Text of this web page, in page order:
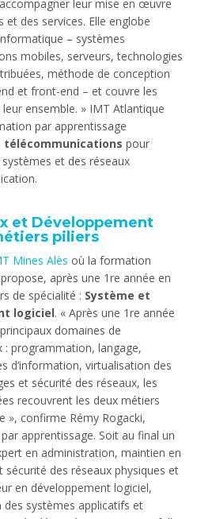
leur mise en œuvre
et des services. Elle englobe
– systèmes
mobiles, serveurs, technologies
méthode de conception
et front-end – et couvre les
ensemble. » IMT Atlantique
par apprentissage
télécommunications pour
et des réseaux
et Développement
piliers
Mines Alès où la formation
propose, après une 1re année en
de spécialité : Système et
logiciel. « Après une 1re année
domaines de
: programmation, langage,
d’information, virtualisation des
et sécurité des réseaux, les
recouvrent les deux métiers
», confirme Rémy Rogacki,
apprentissage. Soit au final un
en administration, maintien en
des réseaux physiques et
en développement logiciel,
systèmes applicatifs et